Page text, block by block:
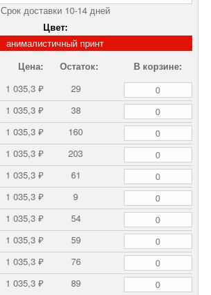
Срок доставки 10-14 дней
Цвет:
анималистичный принт
Цена: Остаток:
В корзине:
1 035,3 ₽
29
1 035,3 ₽
38
1 035,3 ₽
160
1 035,3 ₽
203
1 035,3 ₽
61
1 035,3 ₽
9
1 035,3 ₽
54
1 035,3 ₽
59
1 035,3 ₽
76
1 035,3 ₽ 89